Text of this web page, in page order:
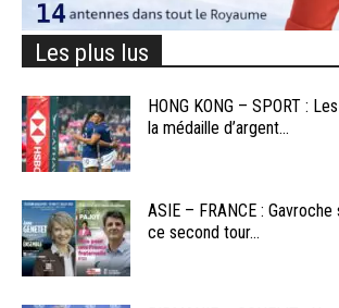
Les plus lus
HONG KONG – SPORT :
la médaille d’argent...
ASIE – FRANCE :
ce second tour...